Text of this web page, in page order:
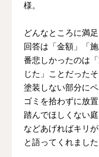
様。
どんなところに満
回答は「金額」「
番悲しかったのは
じた」ことだったそ
塗装しない部分に
ゴミを拾わずに放置
踏んでほしくない
などあげればキリ
と語ってくれました